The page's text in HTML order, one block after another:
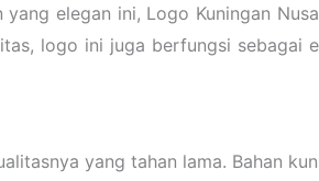
elegan ini, Logo Kuningan
logo ini juga berfungsi sebagai
yang tahan lama. Bahan